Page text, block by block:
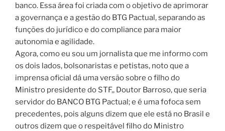
banco. Essa área foi criada com o objetivo de aprimorar
a governança e a gestão do BTG Pactual, separando as
funções do jurídico e do compliance para maior
autonomia e agilidade.
Agora, como eu sou um jornalista que me informo com
os dois lados, bolsonaristas e petistas, noto que a
imprensa oficial dá uma versão sobre o filho do
Ministro presidente do STF,, Doutor Barroso, que seria
servidor do BANCO BTG Pactual; e é uma fofoca sem
precedentes, pois alguns dizem que ele está no Brasil e
outros dizem que o respeitável filho do Ministro